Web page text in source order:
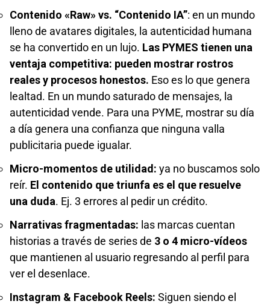
Contenido «Raw» vs. “Contenido IA”: en un mundo
lleno de avatares digitales, la autenticidad humana
se ha convertido en un lujo. Las PYMES tienen una
ventaja competitiva: pueden mostrar rostros
reales y procesos honestos. Eso es lo que genera
lealtad. En un mundo saturado de mensajes, la
autenticidad vende. Para una PYME, mostrar su día
a día genera una confianza que ninguna valla
publicitaria puede igualar.
Micro-momentos de utilidad: ya no buscamos solo
reír. El contenido que triunfa es el que resuelve
una duda. Ej. 3 errores al pedir un crédito.
Narrativas fragmentadas: las marcas cuentan
historias a través de series de 3 o 4 micro-vídeos
que mantienen al usuario regresando al perfil para
ver el desenlace.
Instagram & Facebook Reels: Siguen siendo el